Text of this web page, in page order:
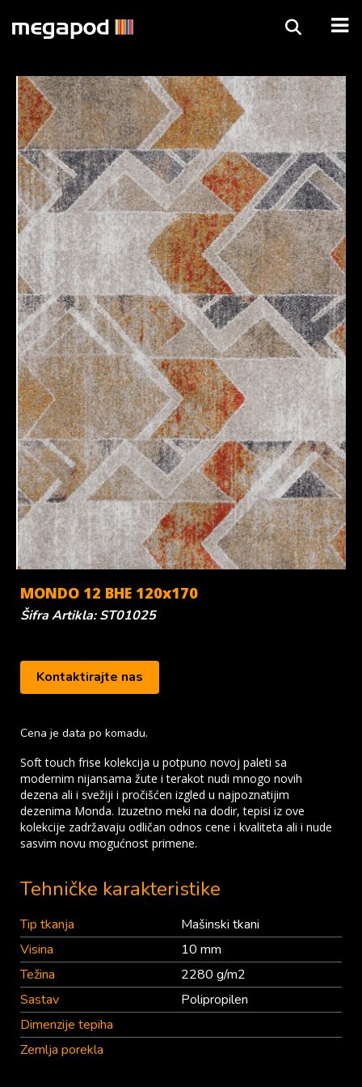
MONDO 12 BHE 120x170
Šifra Artikla: ST01025
Kontaktirajte nas
Cena je data po komadu.
Soft touch frise kolekcija u potpuno novoj paleti sa
modernim nijansama žute i terakot nudi mnogo novih
dezena ali i svežiji i pročišćen izgled u najpoznatijim
dezenima Monda. Izuzetno meki na dodir, tepisi iz ove
kolekcije zadržavaju odličan odnos cene i kvaliteta ali i nude
sasvim novu mogućnost primene.
Tehničke karakteristike
Tip tkanja
Mašinski tkani
Visina
10 mm
Težina
2280 g/m2
Sastav
Polipropilen
Dimenzije tepiha
Zemlja porekla